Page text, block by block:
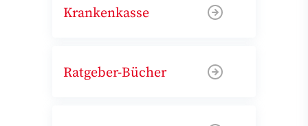
Krankenkasse
Ratgeber-Bücher